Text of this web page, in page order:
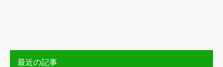
最近の記事